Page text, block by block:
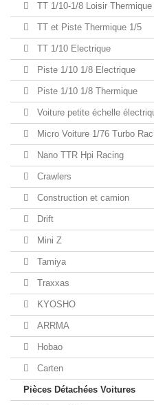
TT 1/10-1/8 Loisir Thermique
TT et Piste Thermique 1/5
TT 1/10 Electrique
Piste 1/10 1/8 Electrique
Piste 1/10 1/8 Thermique
Voiture petite échelle
Micro Voiture 1/76 Turbo
Nano TTR Hpi Racing
Crawlers
Construction et camion
Drift
Mini Z
Tamiya
Traxxas
KYOSHO
ARRMA
Hobao
Carten
Pièces Détachées Voitures